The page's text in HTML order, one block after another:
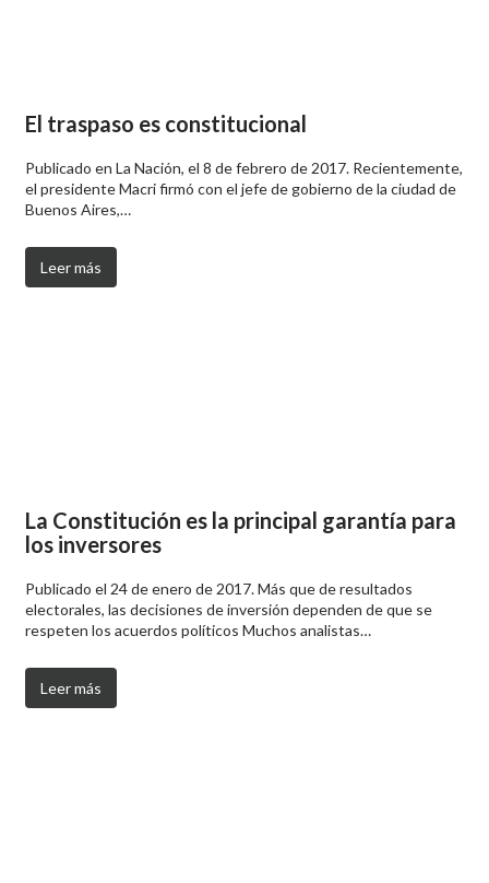
El traspaso es constitucional
Publicado en La Nación, el 8 de febrero de 2017. Recientemente,
el presidente Macri firmó con el jefe de gobierno de la ciudad de
Buenos Aires,…
Leer más
La Constitución es la principal garantía para
los inversores
Publicado el 24 de enero de 2017. Más que de resultados
electorales, las decisiones de inversión dependen de que se
respeten los acuerdos políticos Muchos analistas…
Leer más